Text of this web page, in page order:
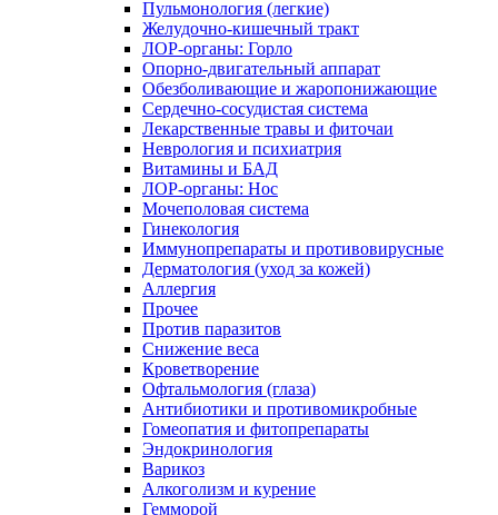
Пульмонология (легкие)
Желудочно-кишечный тракт
ЛОР-органы: Горло
Опорно-двигательный аппарат
Обезболивающие и жаропонижающие
Сердечно-сосудистая система
Лекарственные травы и фиточаи
Неврология и психиатрия
Витамины и БАД
ЛОР-органы: Нос
Мочеполовая система
Гинекология
Иммунопрепараты и противовирусные
Дерматология (уход за кожей)
Аллергия
Прочее
Против паразитов
Снижение веса
Кроветворение
Офтальмология (глаза)
Антибиотики и противомикробные
Гомеопатия и фитопрепараты
Эндокринология
Варикоз
Алкоголизм и курение
Гемморой